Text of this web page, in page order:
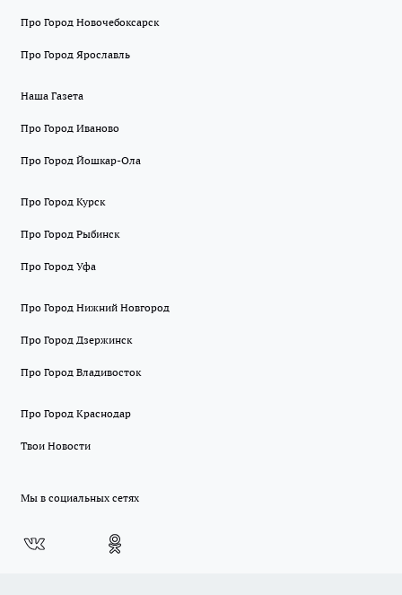
Про Город Новочебоксарск
Про Город Ярославль
Наша Газета
Про Город Иваново
Про Город Йошкар-Ола
Про Город Курск
Про Город Рыбинск
Про Город Уфа
Про Город Нижний Новгород
Про Город Дзержинск
Про Город Владивосток
Про Город Краснодар
Твои Новости
Мы в социальных сетях